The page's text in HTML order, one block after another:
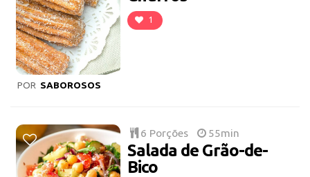
1
POR SABOROSOS
6 Porções 55min
Salada de Grão-de-
Bico